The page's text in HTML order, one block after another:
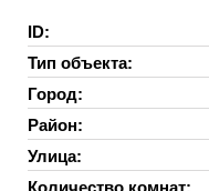
ID:
Тип объекта:
Город:
Район:
Улица: